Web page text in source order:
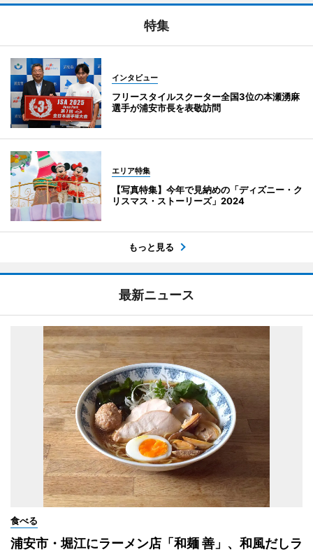
特集
インタビュー
フリースタイルスクーター全国3位の本瀬湧麻
選手が浦安市長を表敬訪問
エリア特集
【写真特集】今年で見納めの「ディズニー・ク
リスマス・ストーリーズ」2024
もっと見る
最新ニュース
食べる
浦安市・堀江にラーメン店「和麺 善」、和風だしラ